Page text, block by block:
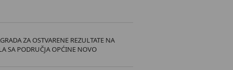
ZA OSTVARENE REZULTATE NA
SA PODRUČJA OPĆINE NOVO